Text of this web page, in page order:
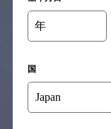
※それぞれのお店の
予告な
念のためお店にご
年
国